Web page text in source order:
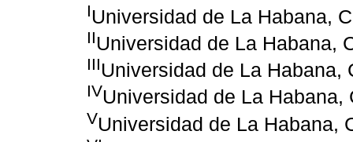
IUniversidad de La Habana,
IIUniversidad de La Habana,
IIIUniversidad de La Habana,
IVUniversidad de La Habana,
VUniversidad de La Habana,